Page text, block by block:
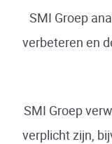
SMI Groep
verbeteren en
SMI Groep
verplicht zijn,